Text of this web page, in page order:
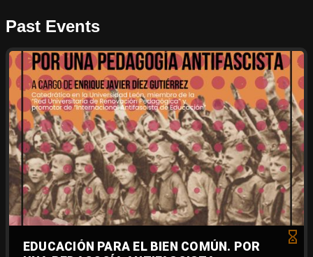
Past Events
EDUCACIÓN PARA EL BIEN COMÚN. POR